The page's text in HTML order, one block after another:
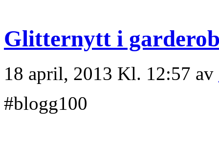
Glitternytt i
18 april, 2013 Kl. 12:57 av
#blogg100